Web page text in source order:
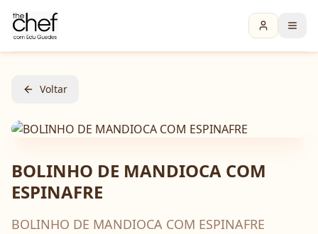
Voltar
BOLINHO DE MANDIOCA COM
ESPINAFRE
BOLINHO DE MANDIOCA COM ESPINAFRE